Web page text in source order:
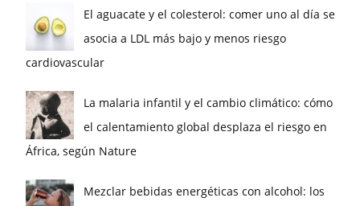
El aguacate y el colesterol: comer uno al día se
asocia a LDL más bajo y menos riesgo
cardiovascular
La malaria infantil y el cambio climático: cómo
el calentamiento global desplaza el riesgo en
África, según Nature
Mezclar bebidas energéticas con alcohol: los